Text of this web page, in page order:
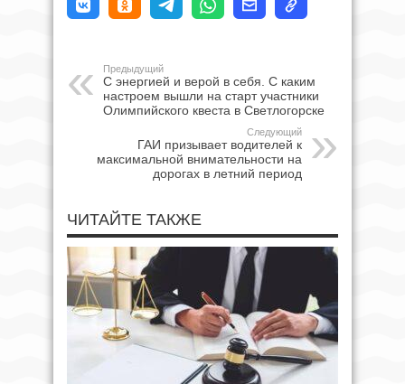
Предыдущий
С энергией и верой в себя. С каким
настроем вышли на старт участники
Олимпийского квеста в Светлогорске
Следующий
ГАИ призывает водителей к
максимальной внимательности на
дорогах в летний период
ЧИТАЙТЕ ТАКЖЕ